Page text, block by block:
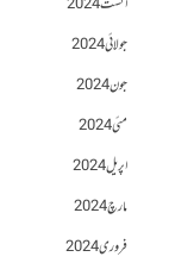
جولائی 2024
جون 2024
مئی 2024
اپریل 2024
مارچ 2024
فروری 2024